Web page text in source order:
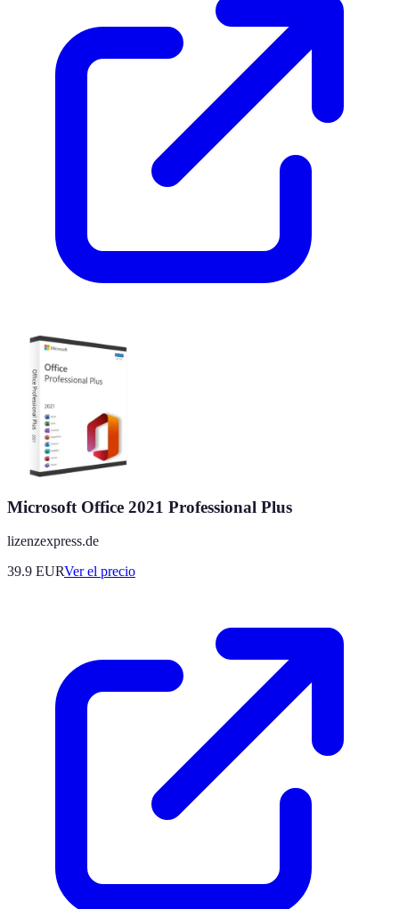
Microsoft Office 2021 Professional Plus
lizenzexpress.de
39.9 EURVer el precio